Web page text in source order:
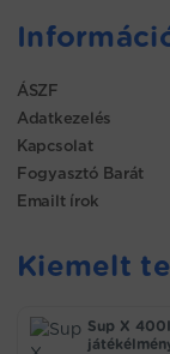
ÁSZF
Adatkezelés
Kapcsolat
Fogyasztó Barát
Emailt írok
Kiemelt
Sup X